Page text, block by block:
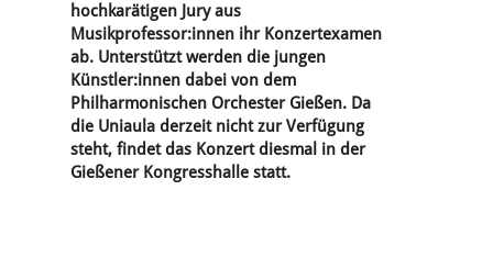
hochkarätigen Jury aus
Musikprofessor:innen ihr Konzertexamen
ab. Unterstützt werden die jungen
Künstler:innen dabei von dem
Philharmonischen Orchester Gießen. Da
die Uniaula derzeit nicht zur Verfügung
steht, findet das Konzert diesmal in der
Gießener Kongresshalle statt.